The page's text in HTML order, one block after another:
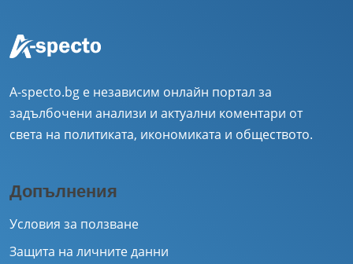
A-specto.bg е независим онлайн портал за
задълбочени анализи и актуални коментари от
света на политиката, икономиката и обществото.
Допълнения
Условия за ползване
Защита на личните данни